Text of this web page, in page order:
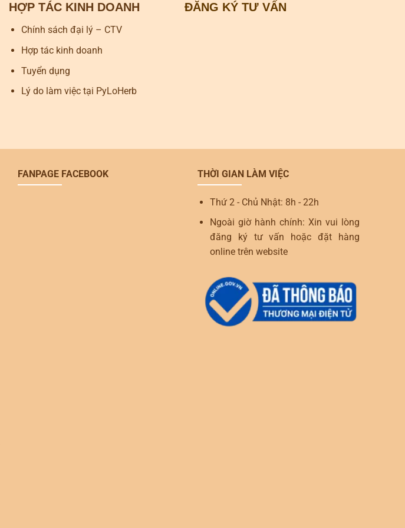
HỢP TÁC KINH DOANH
Chính sách đại lý – CTV
Hợp tác kinh doanh
Tuyển dụng
Lý do làm việc tại PyLoHerb
ĐĂNG KÝ TƯ VẤN
FANPAGE FACEBOOK THỜI GIAN LÀM VIỆC
Thứ 2 - Chủ Nhật: 8h - 22h
Ngoài giờ hành chính: Xin vui lòng
đăng ký tư vấn hoặc đặt hàng
online trên website